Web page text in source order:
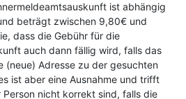
ist abhängig
beträgt zwischen 9,80€ und
dass die Gebühr für die
auch dann fällig wird, falls das
(neue) Adresse zu der gesuchten
ist aber eine Ausnahme und trifft
nicht korrekt sind, falls die